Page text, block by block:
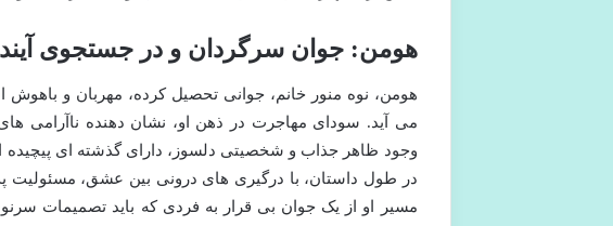
هومن: جوان سرگردان و در جستجوی
هومن، نوه منور خانم، جوانی تحصیل کرده، مهربان و
می آید. سودای مهاجرت در ذهن او، نشان دهنده ناآرامی
وجود ظاهر جذاب و شخصیتی دلسوز، دارای گذشته ای پیچیده
در طول داستان، با درگیری های درونی بین عشق،
مسیر او از یک جوان بی قرار به فردی که باید تصمیمات